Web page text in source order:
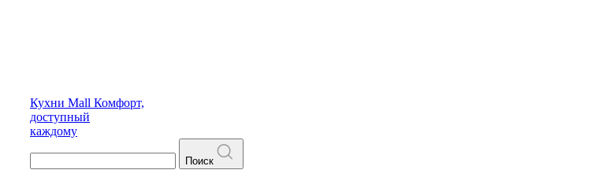
Кухни Mall Комфорт,
доступный
каждому
Поиск